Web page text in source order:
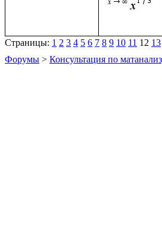
Страницы: 1 2 3 4 5 6 7 8 9 10 11 12 13
Форумы > Консультация по